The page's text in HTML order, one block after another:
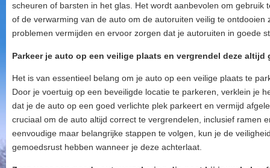
scheuren of barsten in het glas. Het wordt aanbevolen om gebruik
of de verwarming van de auto om de autoruiten veilig te
problemen vermijden en ervoor zorgen dat je autoruiten in goede
Parkeer je auto op een veilige plaats en vergrendel deze altijd
Het is van essentieel belang om je auto op een veilige plaats te
Door je voertuig op een beveiligde locatie te parkeren, verklein je
dat je de auto op een goed verlichte plek parkeert en vermijd
cruciaal om de auto altijd correct te vergrendelen, inclusief ramen
eenvoudige maar belangrijke stappen te volgen, kun je de
gemoedsrust hebben wanneer je deze achterlaat.